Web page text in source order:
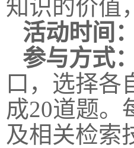
知识的价值
活动时间：
参与方式：
口，选择各
成20道题。
及相关检索